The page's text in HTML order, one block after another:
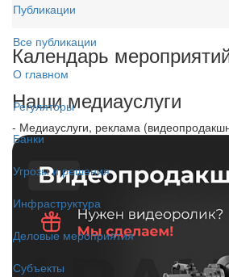
Публикации
Все публикации
О главном
Регуляторы
Банки
Угрозы и решения
Инфраструктура
Деловые мероприятия
Субъекты
Календарь
Наши медиауслуги
- Медиауслуги, реклама